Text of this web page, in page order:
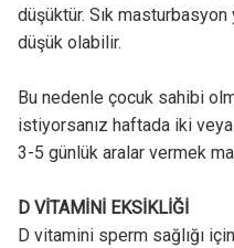
düşüktür. Sık
düşük olabilir.
Bu nedenle çocuk sahibi
istiyorsanız haftada iki
3-5 günlük aralar vermek
D VİTAMİNİ EKSİKLİĞİ
D vitamini sperm sağlığı